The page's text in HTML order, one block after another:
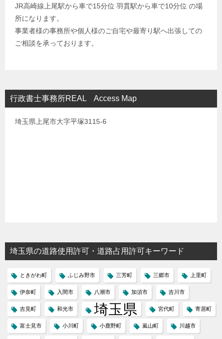
JR高崎線上尾駅から車で15分位 羽貫駅から車で10分位 の場
所になります。
事業者様の事務所や個人様のご自宅や最寄り駅へ出張しての
ご相談を承っております。
行政書士事務所REAL Access Map
埼玉県上尾市大字平塚3115-6
埼玉県の道路使用許可・道路占用許可キーワード
ときがわ町 ふじみ野市 三芳町 三郷市 上里町
伊奈町 入間市 八潮市 加須市 吉川市
吉見町 和光市 埼玉県 宮代町 寄居町
富士見市 小川町 小鹿野町 嵐山町 川越市